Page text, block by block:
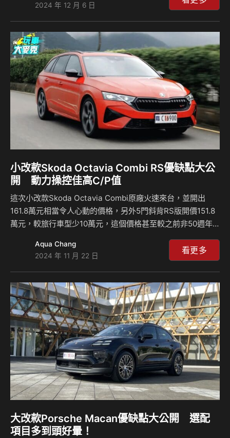
叔怎麼說？ 相關新聞：
2024 年 12 月 6 日
小改款Skoda Octavia Combi RS優缺點大公
開 動力操控佳高C/P值
這次小改款Skoda Octavia Combi原廠火速來台，並開出
161.8萬元相當令人心動的價格，另外5門斜背RS版開價151.8
萬元，較旅行車型少10萬元，這個價格甚至較之前非50週年
RS馬力增加20匹後操控動力是否有感提升？配備是否陽春？
來聽麥克和島叔怎麼說？ 相關新聞：
Aqua Chang
2024 年 11 月 22 日
看更多
大改款Porsche Macan優缺點大公開 選配
項目多到頭好暈！